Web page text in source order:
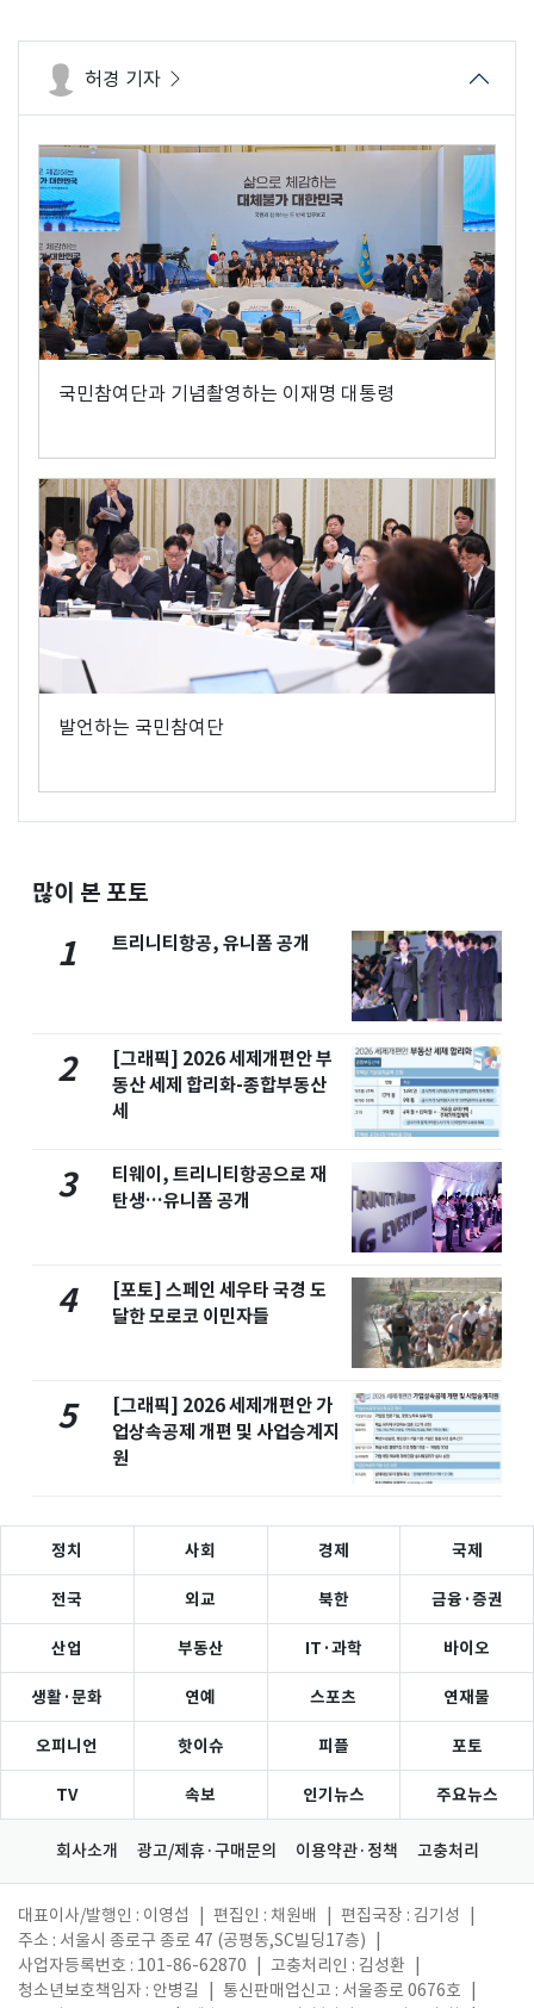
허경 기자
국민참여단과 기념촬영하는 이재명 대통령
발언하는 국민참여단
많이 본 포토
1 트리니티항공, 유니폼 공개
2
[그래픽] 2026 세제개편안 부
동산 세제 합리화-종합부동산
세
3
티웨이, 트리니티항공으로 재
탄생…유니폼 공개
4
[포토] 스페인 세우타 국경 도
달한 모로코 이민자들
5
[그래픽] 2026 세제개편안 가
업상속공제 개편 및 사업승계지
원
정치 사회 경제 국제
전국 외교 북한 금융·증권
산업 부동산 IT·과학 바이오
생활·문화 연예 스포츠 연재물
오피니언 핫이슈 피플 포토
TV 속보 인기뉴스 주요뉴스
회사소개 광고/제휴·구매문의 이용약관·정책 고충처리
대표이사/발행인 : 이영섭 편집인 : 채원배 편집국장 : 김기성
주소 : 서울시 종로구 종로 47 (공평동,SC빌딩17층)
사업자등록번호 : 101-86-62870
고충처리인 : 김성환
청소년보호책임자 : 안병길
통신판매업신고 : 서울종로 0676호